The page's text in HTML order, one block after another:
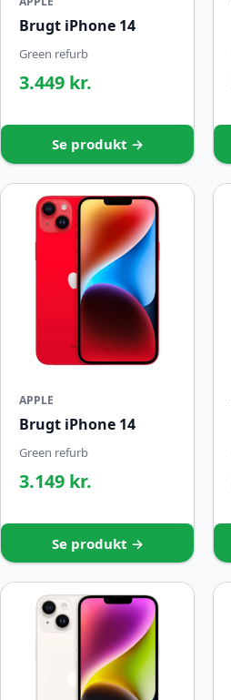
Brugt iPhone 14
Green refurb
3.449 kr.
Se produkt →
APPLE
Brugt iPhone 14
Green refurb
3.149 kr.
Se produkt →